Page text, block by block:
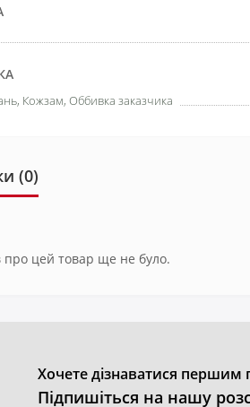
Кожзам, Оббивка заказчика
(0)
про цей товар ще не було.
Хочете дізнаватися першим
Підпишіться на нашу